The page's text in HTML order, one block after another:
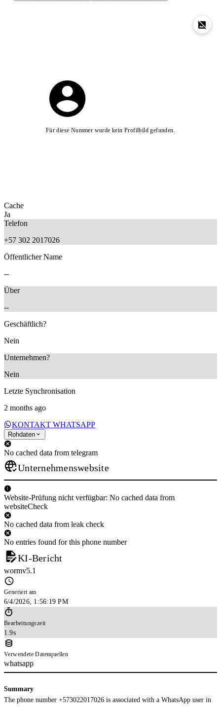
Für diese Nummer wurde kein Profilbild gefunden.
Cache
Ja
Telefon
+57 302 2017026
Öffentlicher Name
--
Über
--
Geschäftlich?
Nein
Unternehmen?
Nein
Letzte Synchronisation
2 months ago
KONTAKT WHATSAPP
Rohdaten
No cached data from telegram
Unternehmenswebsite
Website-Prüfung nicht verfügbar: No cached data from
websiteCheck
No cached data from leak check
No entries found for this phone number
KI-Bericht
wormv5.1
Generiert am
6/4/2026, 1:56:19 PM
Bearbeitungszeit
1.9s
Verwendete Datenquellen
whatsapp
Summary
The phone number +573022017026 is associated with a WhatsApp user in